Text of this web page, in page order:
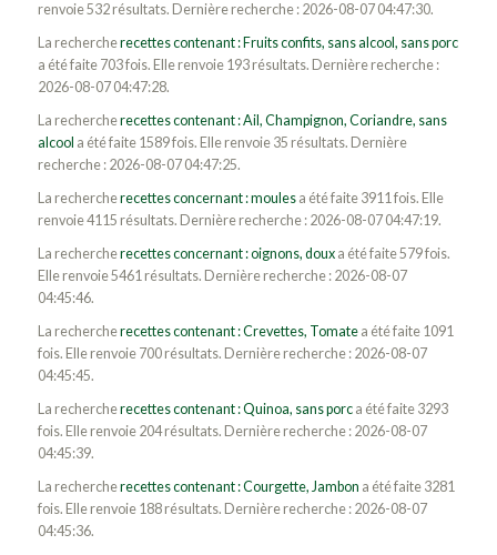
renvoie 532 résultats. Dernière recherche : 2026-08-07 04:47:30.
La rechercherecettes contenant : Fruits confits, sans alcool, sans porc
a été faite 703 fois. Elle renvoie 193 résultats. Dernière recherche :
2026-08-07 04:47:28.
La rechercherecettes contenant : Ail, Champignon, Coriandre, sans
alcool a été faite 1589 fois. Elle renvoie 35 résultats. Dernière
recherche : 2026-08-07 04:47:25.
La rechercherecettes concernant : moulesa été faite 3911 fois. Elle
renvoie 4115 résultats. Dernière recherche : 2026-08-07 04:47:19.
La rechercherecettes concernant : oignons, douxa été faite 579 fois.
Elle renvoie 5461 résultats. Dernière recherche : 2026-08-07
04:45:46.
La rechercherecettes contenant : Crevettes, Tomatea été faite 1091
fois. Elle renvoie 700 résultats. Dernière recherche : 2026-08-07
04:45:45.
La rechercherecettes contenant : Quinoa, sans porca été faite 3293
fois. Elle renvoie 204 résultats. Dernière recherche : 2026-08-07
04:45:39.
La rechercherecettes contenant : Courgette, Jambon a été faite 3281
fois. Elle renvoie 188 résultats. Dernière recherche : 2026-08-07
04:45:36.